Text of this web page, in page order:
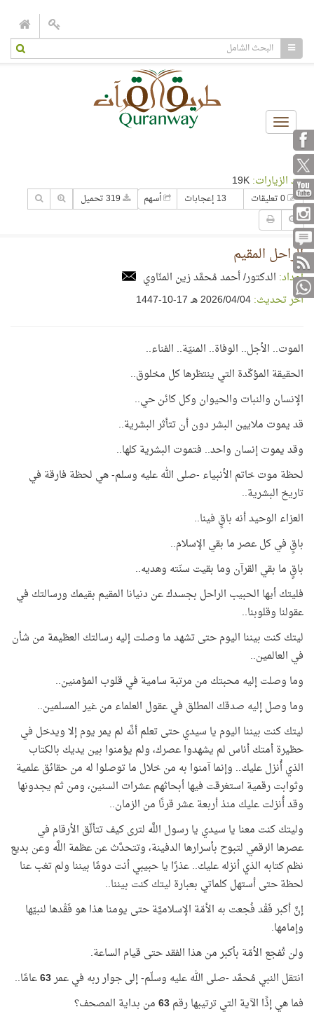
Toggle
navigation
عدد الزيارات:
13 إعجابات أسهم
الراحل المقيم
إعداد: الدكتور/ أحمد مُحمَّد زين المنّاوي
آخر تحديث:04‏/04‏/2026 هـ 17-10-1447
الموت.. الأجل.. الوفاة.. المنيّة.. الفناء..
الحقيقة المؤكّدة التي ينتظرها كل مخلوق..
الإنسان والنبات والحيوان وكل كائن حي..
قد يموت ملايين البشر دون أن تتأثر البشرية..
وقد يموت إنسان واحد.. فتموت البشرية كلها..
لحظة موت خاتم الأنبياء -صلى الله عليه وسلم- هي لحظة فارقة في
تاريخ البشرية..
العزاء الوحيد أنه باقٍ فينا..
باقٍ في كل عصر ما بقي الإسلام..
باقٍ ما بقي القرآن وما بقيت سنّته وهديه..
فليتك أيها الحبيب الراحل بجسدك عن دنيانا المقيم بقيمك ورسالتك في
عقولنا وقلوبنا..
ليتك كنت بيننا اليوم حتى تشهد ما وصلت إليه رسالتك العظيمة من شأن
في العالمين..
وما وصلت إليه محبتك من مرتبة سامية في قلوب المؤمنين..
وما وصل إليه صدقك المطلق في عقول العلماء من غير المسلمين..
ليتك كنت بيننا اليوم يا سيدي حتى تعلم أنَّه لم يمر يوم إلا ويدخل في
حظيرة أمتك أناس لم يشهدوا عصرك، ولم يؤمنوا بين يديك بالكتاب
الذي أُنزل عليك.. وإنما آمنوا به من خلال ما توصلوا له من حقائق علمية
وثوابت رقمية استغرقت فيها أبحاثهم عشرات السنين، ومن ثم يجدونها
وقد أُنزلت عليك منذ أربعة عشر قرنًا من الزمان..
وليتك كنت معنا يا سيدي يا رسول اللَّه لترى كيف تتألّق الأرقام في
عصرها الرقمي لتبوح بأسرارها الدفينة، وتتحدَّث عن عظمة اللَّه وعن بديع
نظم كتابه الذي أنزله عليك.. عذرًا يا حبيبي أنت دومًا بيننا ولم تغب عنا
لحظة حتى أستهل كلماتي بعبارة ليتك كنت بيننا..
إنَّ أكبر فَقْد فُجعت به الأمّة الإسلاميَّة حتى يومنا هذا هو فَقْدها لنبيّها
وإمامها.
ولن تُفجع الأمّة بأكبر من هذا الفقد حتى قيام الساعة.
انتقل النبي مُحمَّد -صلى الله عليه وسلّم- إلى جوار ربه في عمر63عامًا..
فما هي إذًا الآية التي ترتيبها رقم63من بداية المصحف؟